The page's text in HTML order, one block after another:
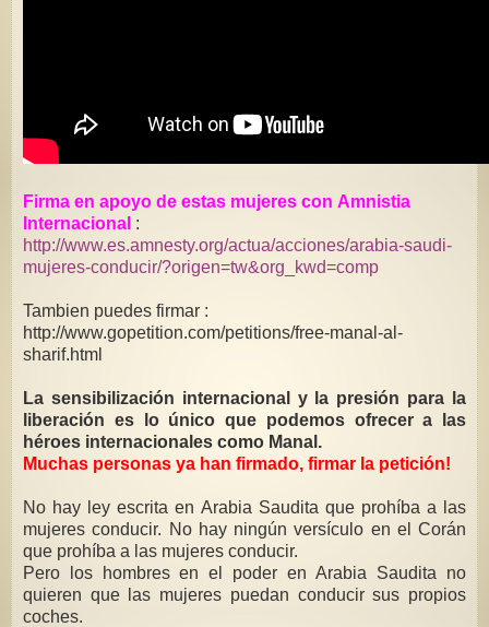
Firma en apoyo de estas mujeres con Amnistia
Internacional :
http://www.es.amnesty.org/actua/acciones/arabia-saudi-
mujeres-conducir/?origen=tw&org_kwd=comp
Tambien puedes firmar :
http://www.gopetition.com/petitions/free-manal-al-
sharif.html
La sensibilización internacional y la presión para la
liberación es lo único que podemos ofrecer a las
héroes internacionales como Manal.
Muchas personas ya han firmado, firmar la petición!
No hay ley escrita en Arabia Saudita que prohíba a las
mujeres conducir. No hay ningún versículo en el Corán
que prohíba a las mujeres conducir.
Pero los hombres en el poder en Arabia Saudita no
quieren que las mujeres puedan conducir sus propios
coches.